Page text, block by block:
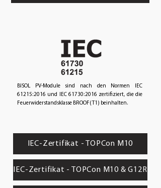
BISOL PV-Module sind nach den Normen IEC
61215:2016 und IEC 61730:2016 zertifiziert, die die
Feuerwiderstandsklasse BROOF(T1) beinhalten.
IEC-Zertifikat - TOPCon M10
IEC-Zertifikat - TOPCon M10 & G12R